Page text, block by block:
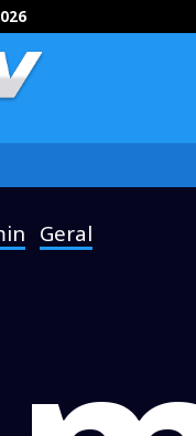
Geral